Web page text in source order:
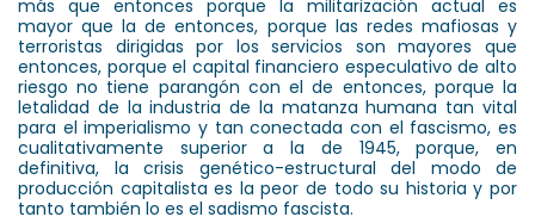
más que entonces porque la militarización actual es
mayor que la de entonces, porque las redes mafiosas y
terroristas dirigidas por los servicios son mayores que
entonces, porque el capital financiero especulativo de alto
riesgo no tiene parangón con el de entonces, porque la
letalidad de la industria de la matanza humana tan vital
para el imperialismo y tan conectada con el fascismo, es
cualitativamente superior a la de 1945, porque, en
definitiva, la crisis genético-estructural del modo de
producción capitalista es la peor de todo su historia y por
tanto también lo es el sadismo fascista.